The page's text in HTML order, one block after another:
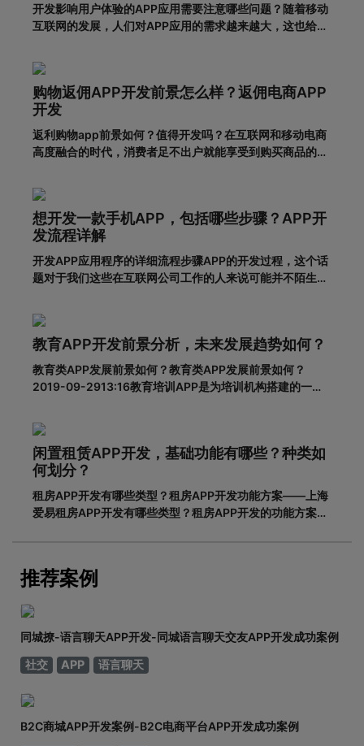
开发影响用户体验的APP应用需要注意哪些问题？随着移动
互联网的发展，人们对APP应用的需求越来越大，这也给企
望从中获得更多的发展机会。当然，并不仅仅是开发APP应
用就能达到目的。前提一定是保证APP应用的优秀用户体
验。这样，在
购物返佣APP开发前景怎么样？返佣电商APP
开发
返利购物app前景如何？值得开发吗？在互联网和移动电商
高度融合的时代，消费者足不出户就能享受到购买商品的便
用户，许多企业和商家开始致力于返利购物app的建设。返
利购物app有什么优势？一、在网络上购买商品有哪些利
弊?对于消费者的
想开发一款手机APP，包括哪些步骤？APP开
发流程详解
开发APP应用程序的详细流程步骤APP的开发过程，这个话
题对于我们这些在互联网公司工作的人来说可能并不陌生，
了。其实，APP开发的流程并不复杂，接下来就带大家一起
看一下一套完整的APP开发流程包含哪些步骤。一、基本功
能需求阶段0
教育APP开发前景分析，未来发展趋势如何？
教育类APP发展前景如何？教育类APP发展前景如何？
2019-09-2913:16教育培训APP是为培训机构搭建的一个
的来了吗？据调查，截至2018年6月，我国网民规模达8.02
亿，普及率57.7%。其中，手机网民规模已达7.8
闲置租赁APP开发，基础功能有哪些？种类如
何划分？
租房APP开发有哪些类型？租房APP开发功能方案——上海
爱易租房APP开发有哪些类型？租房APP开发的功能方案
推荐案例
同城撩-语言聊天APP开发-同城语言聊天交友APP开发成功案例
社交
APP 语言聊天
B2C商城APP开发案例-B2C电商平台APP开发成功案例